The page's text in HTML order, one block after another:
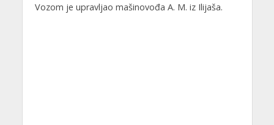
Vozom je upravljao mašinovođa A. M. iz Ilijaša.